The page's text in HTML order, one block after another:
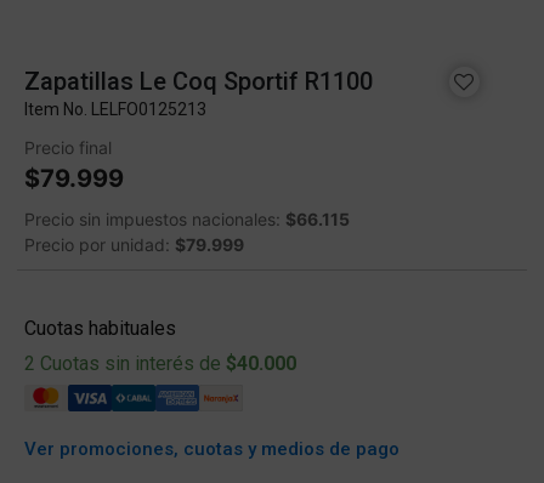
Zapatillas Le Coq Sportif R1100
Item No. LELFO0125213
Precio final
$79.999
Precio sin impuestos nacionales: $66.115
Precio por unidad: $79.999
Cuotas habituales
2 Cuotas sin interés de $40.000
Ver promociones, cuotas y medios de pago